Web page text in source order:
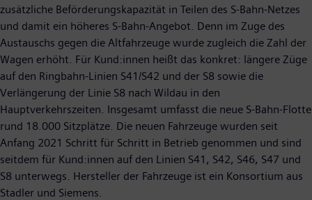
zusätzliche Beförderungskapazität in Teilen des S-Bahn-Netzes
und damit ein höheres S-Bahn-Angebot. Denn im Zuge des
Austauschs gegen die Altfahrzeuge wurde zugleich die Zahl der
Wagen erhöht. Für Kund:innen heißt das konkret: längere Züge
auf den Ringbahn-Linien S41/S42 und der S8 sowie die
Verlängerung der Linie S8 nach Wildau in den
Hauptverkehrszeiten. Insgesamt umfasst die neue S-Bahn-Flotte
rund 18.000 Sitzplätze. Die neuen Fahrzeuge wurden seit
Anfang 2021 Schritt für Schritt in Betrieb genommen und sind
seitdem für Kund:innen auf den Linien S41, S42, S46, S47 und
S8 unterwegs. Hersteller der Fahrzeuge ist ein Konsortium aus
Stadler und Siemens.